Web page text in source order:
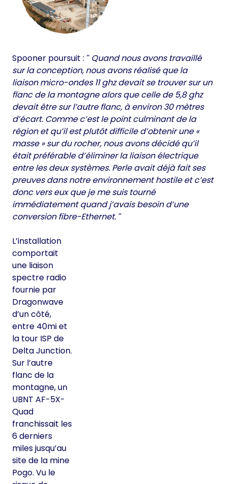
Spooner poursuit :
Quand nous avons travaillé
sur la conception, nous avons réalisé que la
liaison micro-ondes 11 ghz devait se trouver sur un
flanc de la montagne alors que celle de 5,8 ghz
devait être sur l’autre flanc, à environ 30 mètres
d’écart. Comme c’est le point culminant de la
région et qu’il est plutôt difficile d’obtenir une «
masse » sur du rocher, nous avons décidé qu’il
était préférable d’éliminer la liaison électrique
entre les deux systèmes. Perle avait déjà fait ses
preuves dans notre environnement hostile et c’est
donc vers eux que je me suis tourné
immédiatement quand j’avais besoin d’une
conversion fibre-Ethernet.
L’installation
comportait
une liaison
spectre radio
fournie par
Dragonwave
d’un côté,
entre 40mi et
la tour ISP de
Delta Junction.
Sur l’autre
flanc de la
montagne, un
UBNT AF-5X-
Quad
franchissait les
6 derniers
miles jusqu’au
site de la mine
Pogo. Vu le